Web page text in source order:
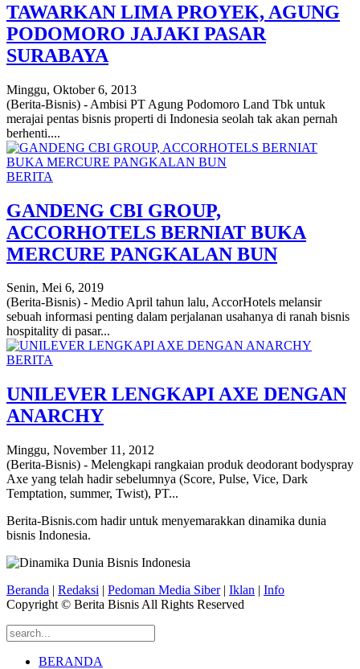
TAWARKAN LIMA PROYEK, AGUNG
PODOMORO JAJAKI PASAR
SURABAYA
Minggu, Oktober 6, 2013
(Berita-Bisnis) - Ambisi PT Agung Podomoro Land Tbk untuk
merajai pentas bisnis properti di Indonesia seolah tak akan pernah
berhenti....
BERITA
GANDENG CBI GROUP,
ACCORHOTELS BERNIAT BUKA
MERCURE PANGKALAN BUN
Senin, Mei 6, 2019
(Berita-Bisnis) - Medio April tahun lalu, AccorHotels melansir
sebuah informasi penting dalam perjalanan usahanya di ranah bisnis
hospitality di pasar...
BERITA
UNILEVER LENGKAPI AXE DENGAN
ANARCHY
Minggu, November 11, 2012
(Berita-Bisnis) - Melengkapi rangkaian produk deodorant bodyspray
Axe yang telah hadir sebelumnya (Score, Pulse, Vice, Dark
Temptation, summer, Twist), PT...
Berita-Bisnis.com hadir untuk menyemarakkan dinamika dunia
bisnis Indonesia.
Beranda | Redaksi | Pedoman Media Siber| Iklan | Info
Copyright © Berita Bisnis All Rights Reserved
BERANDA